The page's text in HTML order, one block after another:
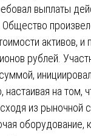
выплаты
активов,
рублей.
настаивая на том,
из рыночной
оборудование,